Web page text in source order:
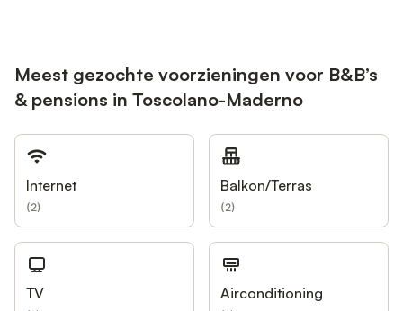
Meest gezochte voorzieningen voor B&B’s
& pensions in Toscolano-Maderno
Internet
(2)
Balkon/Terras
(2)
TV Airconditioning